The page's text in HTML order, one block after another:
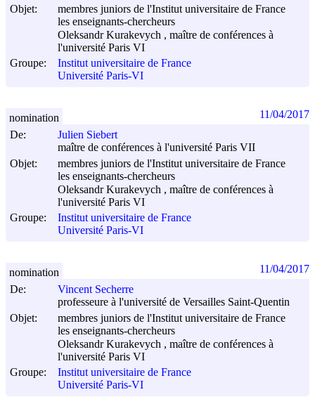
Objet:
membres juniors de l'Institut universitaire de France
les enseignants-chercheurs
Oleksandr Kurakevych , maître de conférences à
l'université Paris VI
Groupe:
Institut universitaire de France
Université Paris-VI
De:
Julien Siebert
maître de conférences à l'université Paris VII
Objet:
membres juniors de l'Institut universitaire de France
les enseignants-chercheurs
Oleksandr Kurakevych , maître de conférences à
l'université Paris VI
Groupe:
Institut universitaire de France
Université Paris-VI
nomination 11/04/2017
De:
Vincent Secherre
professeure à l'université de Versailles Saint-Quentin
Objet:
membres juniors de l'Institut universitaire de France
les enseignants-chercheurs
Oleksandr Kurakevych , maître de conférences à
l'université Paris VI
Groupe:
Institut universitaire de France
Université Paris-VI
nomination 11/04/2017